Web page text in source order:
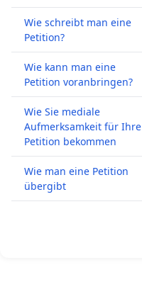
Wie schreibt man eine
Petition?
Wie kann man eine
Petition voranbringen?
Wie Sie mediale
Aufmerksamkeit für Ihre
Petition bekommen
Wie man eine Petition
übergibt